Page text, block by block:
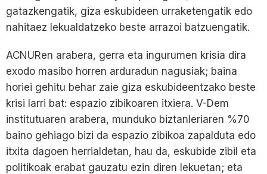
gatazkengatik, giza eskubideen urraketengatik edo
nahitaez lekualdatzeko beste arrazoi batzuengatik.
ACNURen arabera, gerra eta ingurumen krisia dira
exodo masibo horren arduradun nagusiak; baina
horiei gehitu behar zaie giza eskubideentzako beste
krisi larri bat: espazio zibikoaren itxiera. V-Dem
institutuaren arabera, munduko biztanleriaren %70
baino gehiago bizi da espazio zibikoa zapalduta edo
itxita dagoen herrialdetan, hau da, eskubide zibil eta
politikoak erabat gauzatu ezin diren lekuetan; eta